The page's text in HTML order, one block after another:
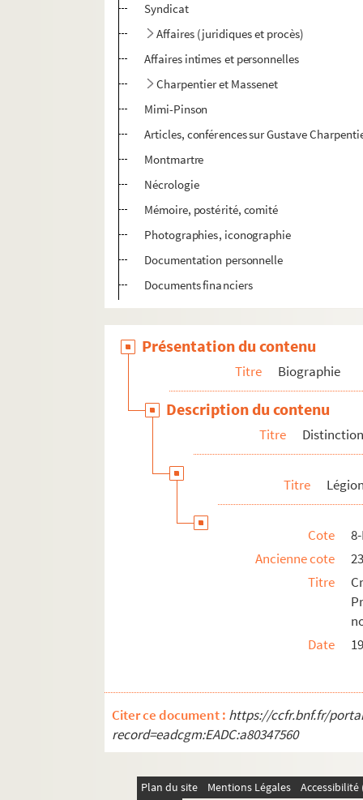
Syndicat
Affaires (juridiques et procès)
Affaires intimes et personnelles
Charpentier et Massenet
Mimi-Pinson
Articles, conférences sur Gustave
Montmartre
Nécrologie
Mémoire, postérité, comité
Photographies, iconographie
Documentation personnelle
Documents financiers
Présentation du contenu
Titre Biographie
Description du contenu
Titre
Titre
Cote
Ancienne cote
Titre
Date
Citer ce document : https://ccfr.bnf.fr/
record=eadcgm:EADC:a80347560
Plan du site Mentions Légales